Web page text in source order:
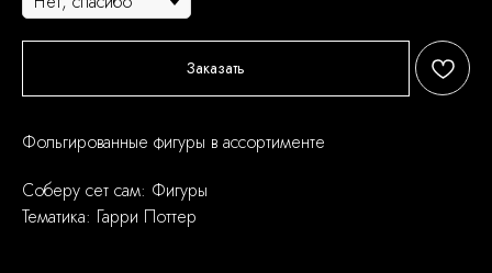
Заказать
Фольгированные фигуры в ассортименте
Соберу сет сам: Фигуры
Тематика: Гарри Поттер